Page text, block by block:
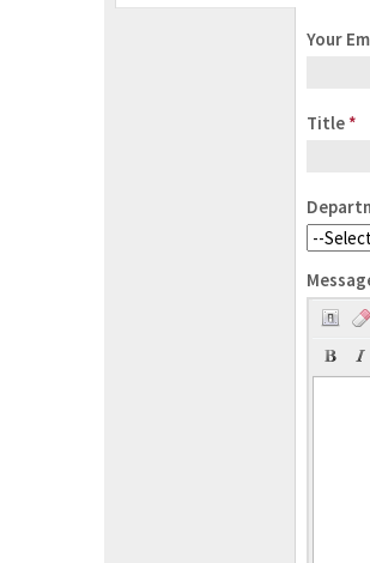
Your
Title *